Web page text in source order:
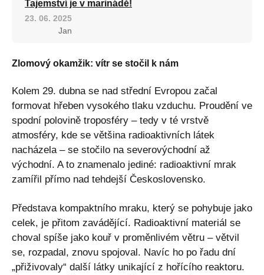
Tajemství je v marinádě!
23. 06. 2025
Jan
Zlomový okamžik: vítr se stočil k nám
Kolem 29. dubna se nad střední Evropou začal
formovat hřeben vysokého tlaku vzduchu. Proudění ve
spodní polovině troposféry – tedy v té vrstvě
atmosféry, kde se většina radioaktivních látek
nacházela – se stočilo na severovýchodní až
východní. A to znamenalo jediné: radioaktivní mrak
zamířil přímo nad tehdejší Československo.
Představa kompaktního mraku, který se pohybuje jako
celek, je přitom zavádějící. Radioaktivní materiál se
choval spíše jako kouř v proměnlivém větru – větvil
se, rozpadal, znovu spojoval. Navíc ho po řadu dní
„přiživovaly“ další látky unikající z hořícího reaktoru.